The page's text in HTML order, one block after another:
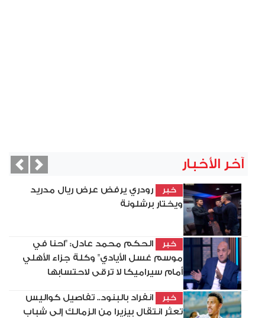
آخر الأخبار
خبر
رودري يرفض عرض ريال مدريد
ويختار برشلونة
خبر
الحكم محمد عادل: "احنا في
موسم غسل الأيادي" وكلة جزاء الأهلي
أمام سيراميكا لا ترقى لاحتسابها
خبر
انفراد بالبنود.. تفاصيل كواليس
تعثر انتقال بيزيرا من الزمالك إلى شباب
Next